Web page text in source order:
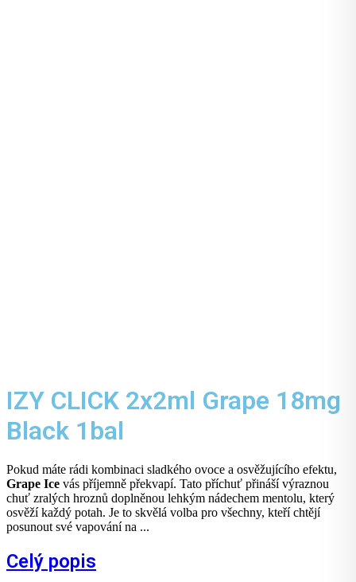
IZY CLICK 2x2ml Grape 18mg
Black 1bal
Pokud máte rádi kombinaci sladkého ovoce a osvěžujícího efektu,
Grape Ice vás příjemně překvapí. Tato příchuť přináší výraznou
chuť zralých hroznů doplněnou lehkým nádechem mentolu, který
osvěží každý potah. Je to skvělá volba pro všechny, kteří chtějí
posunout své vapování na ...
Celý popis